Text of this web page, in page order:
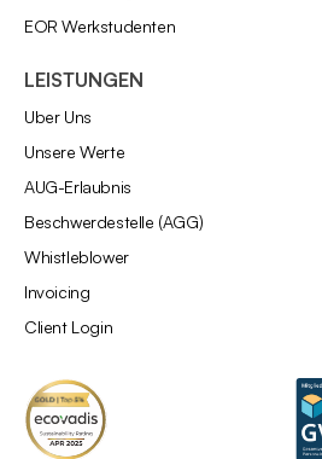
EOR Werkstudenten
LEISTUNGEN
Über Uns
Unsere Werte
AÜG-Erlaubnis
Beschwerdestelle (AGG)
Whistleblower
Invoicing
Client Login